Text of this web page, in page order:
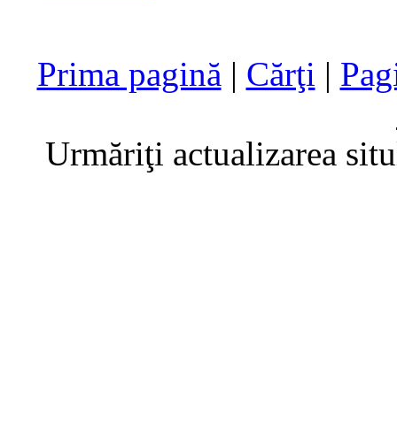
Prima pagină | Cărţi |
Urmăriţi actualizarea